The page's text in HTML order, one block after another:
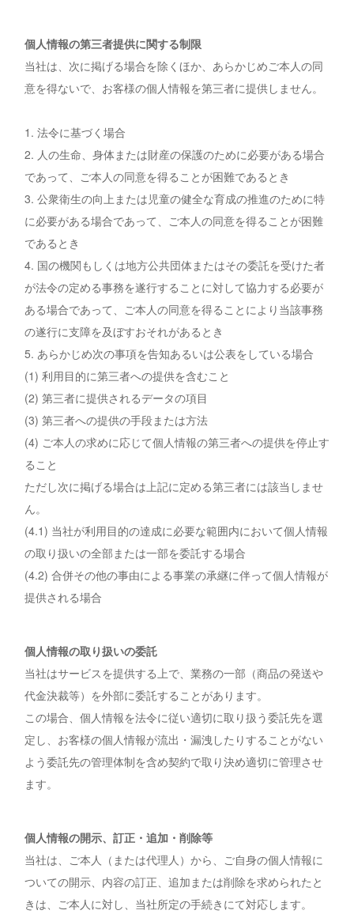
個人情報の第三者提供に関する制限
当社は、次に掲げる場合を除くほか、あらかじめご本人の同
意を得ないで、お客様の個人情報を第三者に提供しません。
1. 法令に基づく場合
2. 人の生命、身体または財産の保護のために必要がある場合
であって、ご本人の同意を得ることが困難であるとき
3. 公衆衛生の向上または児童の健全な育成の推進のために特
に必要がある場合であって、ご本人の同意を得ることが困難
であるとき
4. 国の機関もしくは地方公共団体またはその委託を受けた者
が法令の定める事務を遂行することに対して協力する必要が
ある場合であって、ご本人の同意を得ることにより当該事務
の遂行に支障を及ぼすおそれがあるとき
5. あらかじめ次の事項を告知あるいは公表をしている場合
(1) 利用目的に第三者への提供を含むこと
(2) 第三者に提供されるデータの項目
(3) 第三者への提供の手段または方法
(4) ご本人の求めに応じて個人情報の第三者への提供を停止す
ること
ただし次に掲げる場合は上記に定める第三者には該当しませ
ん。
(4.1) 当社が利用目的の達成に必要な範囲内において個人情報
の取り扱いの全部または一部を委託する場合
(4.2) 合併その他の事由による事業の承継に伴って個人情報が
提供される場合
個人情報の取り扱いの委託
当社はサービスを提供する上で、業務の一部（商品の発送や
代金決裁等）を外部に委託することがあります。
この場合、個人情報を法令に従い適切に取り扱う委託先を選
定し、お客様の個人情報が流出・漏洩したりすることがない
よう委託先の管理体制を含め契約で取り決め適切に管理させ
ます。
個人情報の開示、訂正・追加・削除等
当社は、ご本人（または代理人）から、ご自身の個人情報に
ついての開示、内容の訂正、追加または削除を求められたと
きは、ご本人に対し、当社所定の手続きにて対応します。